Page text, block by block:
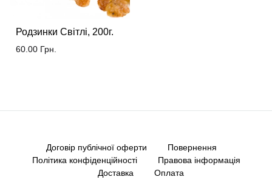
Родзинки Світлі, 200г.
60.00 Грн.
Договір публічної оферти
Повернення
Політика конфіденційності
Правова інформація
Доставка
Оплата